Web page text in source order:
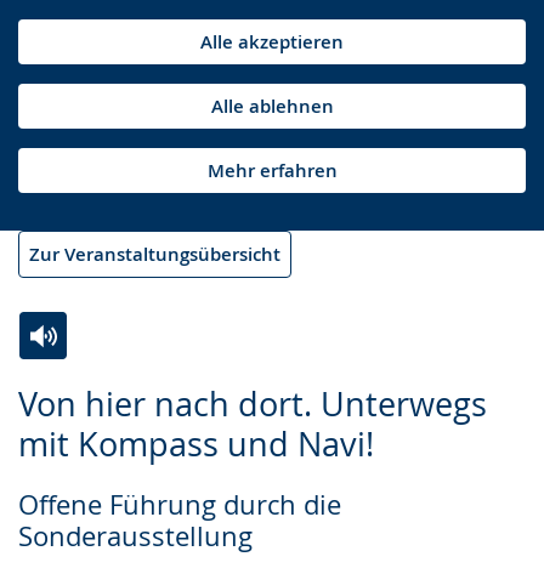
Alle akzeptieren
Alle ablehnen
Mehr erfahren
Zur Veranstaltungsübersicht
Von hier nach dort. Unterwegs
mit Kompass und Navi!
Offene Führung durch die
Sonderausstellung
Leichten
Sprache
Audio-
Unterstützung.
Video
in
Gebärdensprache
wird